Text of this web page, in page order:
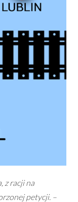
z racji na
petycji. –